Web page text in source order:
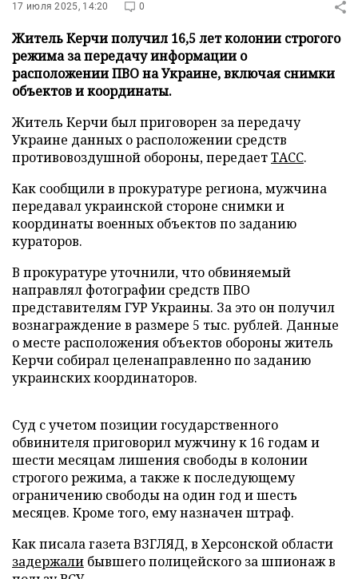
17 июля 2025, 14:20 0
Житель Керчи получил 16,5 лет колонии строгого
режима за передачу информации о
расположении ПВО на Украине, включая снимки
объектов и координаты.
Житель Керчи был приговорен за передачу
Украине данных о расположении средств
противовоздушной обороны, передаетТАСС.
Как сообщили в прокуратуре региона, мужчина
передавал украинской стороне снимки и
координаты военных объектов по заданию
кураторов.
В прокуратуре уточнили, что обвиняемый
направлял фотографии средств ПВО
представителям ГУР Украины. За это он получил
вознаграждение в размере 5 тыс. рублей. Данные
о месте расположения объектов обороны житель
Керчи собирал целенаправленно по заданию
украинских координаторов.
Суд с учетом позиции государственного
обвинителя приговорил мужчину к 16 годам и
шести месяцам лишения свободы в колонии
строгого режима, а также к последующему
ограничению свободы на один год и шесть
месяцев. Кроме того, ему назначен штраф.
Как писала газета ВЗГЛЯД, в Херсонской области
задержали бывшего полицейского за шпионаж в